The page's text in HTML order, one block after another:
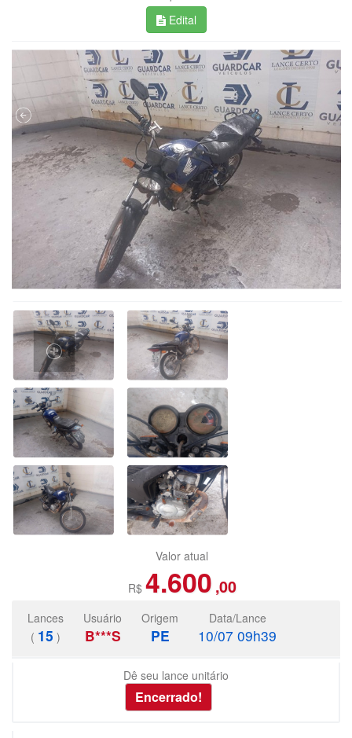
Edital
Valor atual
R$ 4.600 ,00
Lances
( 15 )
Usuário
B***S
Origem
PE
Data/Lance
10/07 09h39
Dê seu lance unitário